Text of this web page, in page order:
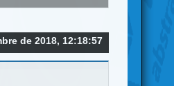
de 2018, 12:18:57